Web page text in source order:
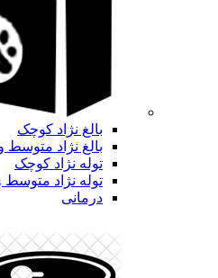
بالغ نژاد کوچک
بالغ نژاد متوسط
توله نژاد کوچک
توله نژاد
درمانی